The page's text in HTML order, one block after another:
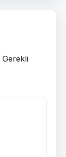
Gerekli